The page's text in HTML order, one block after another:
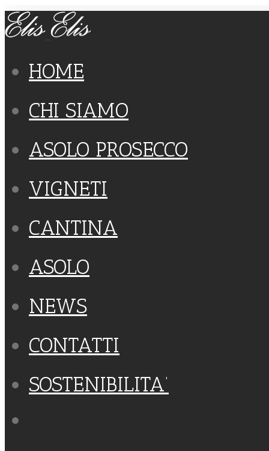
HOME
CHI SIAMO
ASOLO PROSECCO
VIGNETI
CANTINA
ASOLO
NEWS
CONTATTI
SOSTENIBILITA’